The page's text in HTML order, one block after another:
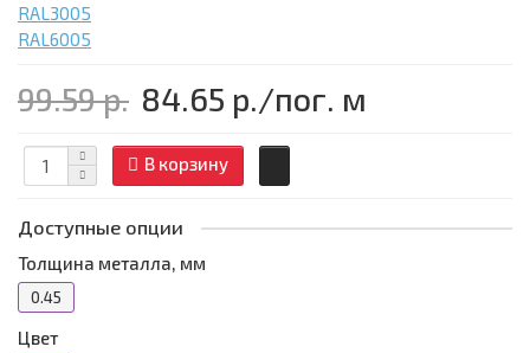
RAL3005
RAL6005
99.59 р. 84.65 р./пог. м
В корзину
Доступные опции
Толщина металла, мм
0.45
Цвет